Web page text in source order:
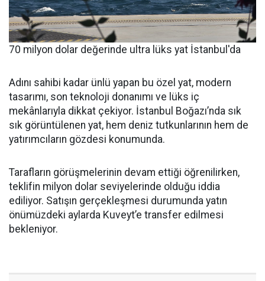
70 milyon dolar değerinde ultra lüks yat İstanbul'da
Adını sahibi kadar ünlü yapan bu özel yat, modern
tasarımı, son teknoloji donanımı ve lüks iç
mekânlarıyla dikkat çekiyor. İstanbul Boğazı’nda sık
sık görüntülenen yat, hem deniz tutkunlarının hem de
yatırımcıların gözdesi konumunda.
Tarafların görüşmelerinin devam ettiği öğrenilirken,
teklifin milyon dolar seviyelerinde olduğu iddia
ediliyor. Satışın gerçekleşmesi durumunda yatın
önümüzdeki aylarda Kuveyt’e transfer edilmesi
bekleniyor.